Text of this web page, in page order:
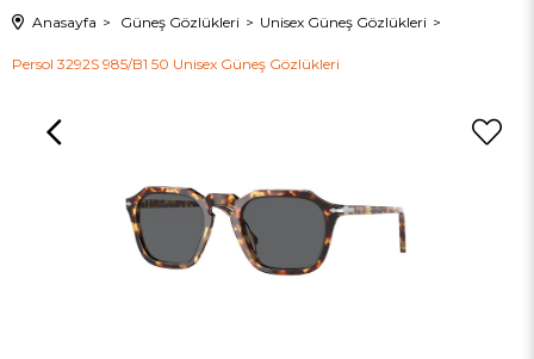
Anasayfa Güneş Gözlükleri Unisex Güneş Gözlükleri
Persol 3292S 985/B1 50 Unisex Güneş Gözlükleri